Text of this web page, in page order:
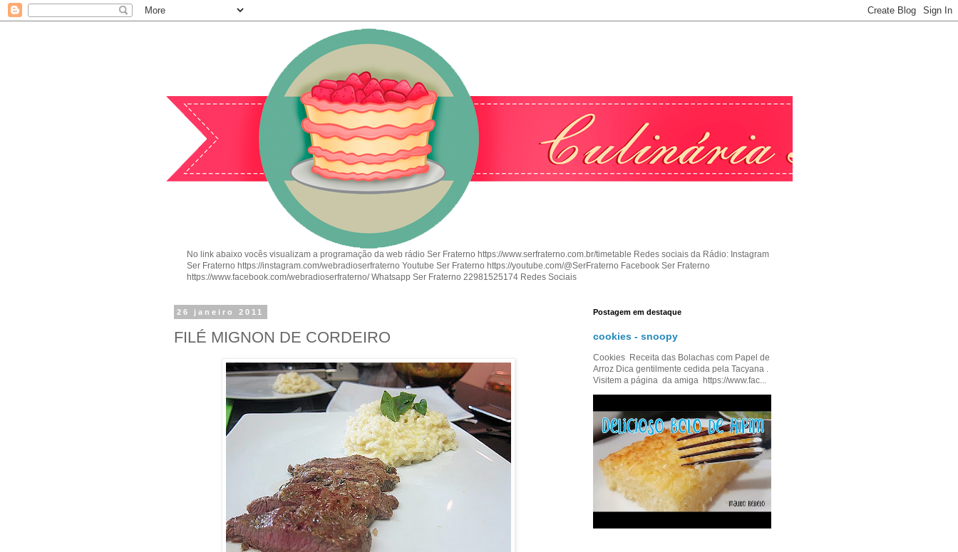
No link abaixo vocês visualizam a programação da web rádio Ser Fraterno https://www.serfraterno.com.br/timetable Redes sociais da Rádio: Instagram
Ser Fraterno https://instagram.com/webradioserfraterno Youtube Ser Fraterno https://youtube.com/@SerFraterno Facebook Ser Fraterno
https://www.facebook.com/webradioserfraterno/ Whatsapp Ser Fraterno 22981525174 Redes Sociais
26 janeiro 2011
FILÉ MIGNON DE CORDEIRO
Postagem em destaque
cookies - snoopy
Cookies Receita das Bolachas com Papel de
Arroz Dica gentilmente cedida pela Tacyana .
Visitem a página da amiga https://www.fac...